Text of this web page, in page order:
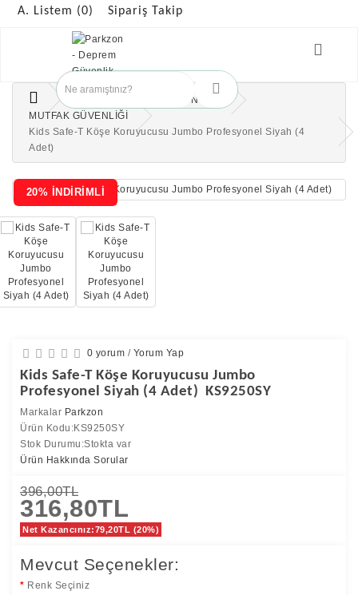
A. Listem (0) Sipariş Takip
ÇOCUK GÜVENLİK ÜRÜNLERİ
MUTFAK GÜVENLİĞİ
Kids Safe-T Köşe Koruyucusu Jumbo Profesyonel Siyah (4
Adet)
20% İNDİRİMLİ
0 yorum / Yorum Yap
Kids Safe-T Köşe Koruyucusu Jumbo
Profesyonel Siyah (4 Adet) KS9250SY
Markalar Parkzon
Ürün Kodu:KS9250SY
Stok Durumu:Stokta var
Ürün Hakkında Sorular
396,00TL
316,80TL
Net Kazancınız:79,20TL (20%)
Mevcut Seçenekler:
Renk Seçiniz